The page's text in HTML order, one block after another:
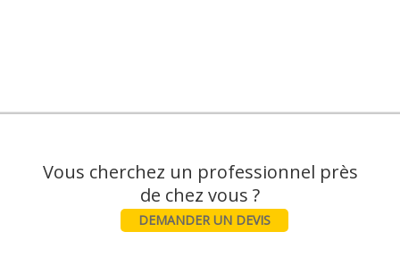
Vous cherchez un professionnel près
DEMANDER UN DEVIS